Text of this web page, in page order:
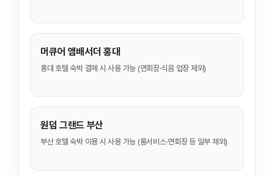
머큐어 앰배서더 홍대
홍대 호텔 숙박 결제 시 사용 가능 (연회장·식음 업장 제외)
원덤 그랜드 부산
부산 호텔 숙박 이용 시 사용 가능 (룸서비스·연회장 등 일부 제외)